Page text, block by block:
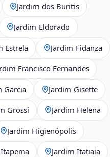
Jardim dos Buritis
Jardim Eldorado
Estrela Jardim Fidanza
Francisco Fernandes
Garcia Jardim Gisette
Grossi Jardim Helena
Jardim Higienópolis
Jardim Itatiaia